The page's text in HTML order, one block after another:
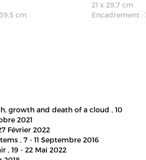
cm
21 x 29,7 cm
Encadrement :
growth and death of a cloud , 10
2021
Février 2022
, 7 - 11 Septembre 2016
, 19 - 22 Mai 2022